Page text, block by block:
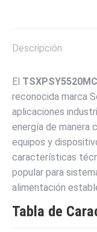
Descripción
El TSXPSY5520MC
reconocida marca
aplicaciones
energía de manera
equipos y
características
popular para
alimentación
Tabla de